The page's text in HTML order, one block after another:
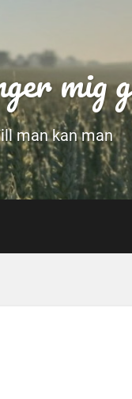
mig
man kan man